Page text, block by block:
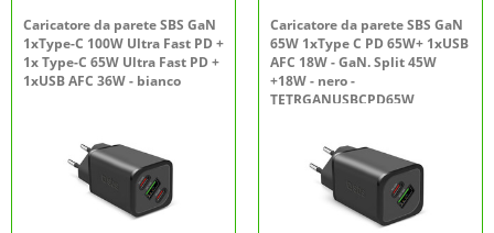
Caricatore da parete SBS GaN
1xType-C 100W Ultra Fast PD +
1x Type-C 65W Ultra Fast PD +
1xUSB AFC 36W - bianco
Caricatore da parete SBS GaN
65W 1xType C PD 65W+ 1xUSB
AFC 18W - GaN. Split 45W
+18W - nero -
TETRGANUSBCPD65W